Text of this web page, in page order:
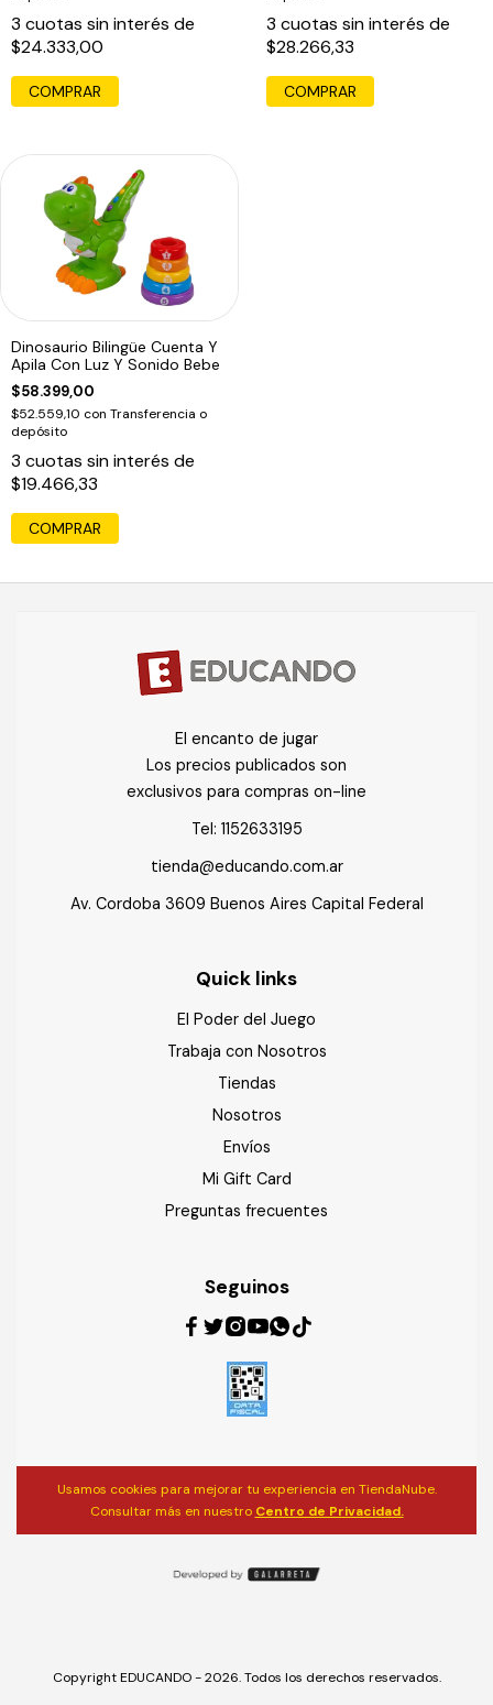
3 cuotas sin interés de
$24.333,00
3 cuotas sin interés de
$28.266,33
COMPRAR
Dinosaurio Bilingüe Cuenta Y
Apila Con Luz Y Sonido Bebe
$58.399,00
$52.559,10 con Transferencia o
depósito
3 cuotas sin interés de
$19.466,33
COMPRAR
El encanto de jugar
Los precios publicados son
exclusivos para compras on-line
Tel: 1152633195
tienda@educando.com.ar
Av. Cordoba 3609 Buenos Aires Capital Federal
Quick links
El Poder del Juego
Trabaja con Nosotros
Tiendas
Nosotros
Envíos
Mi Gift Card
Preguntas frecuentes
Seguinos
Usamos cookies para mejorar tu experiencia en TiendaNube.
Consultar más en nuestro Centro de Privacidad.
Copyright EDUCANDO - 2026. Todos los derechos reservados.